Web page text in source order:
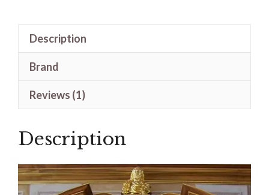
Terbaru
Description
Brand
Reviews (1)
Description